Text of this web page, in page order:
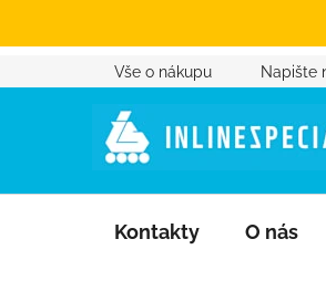
Přejít na obsah
Vše o nákupu Napište
Kontakty O nás